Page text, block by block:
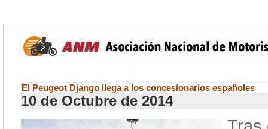
El Peugeot Django llega a los concesionarios españoles
10 de Octubre de 2014